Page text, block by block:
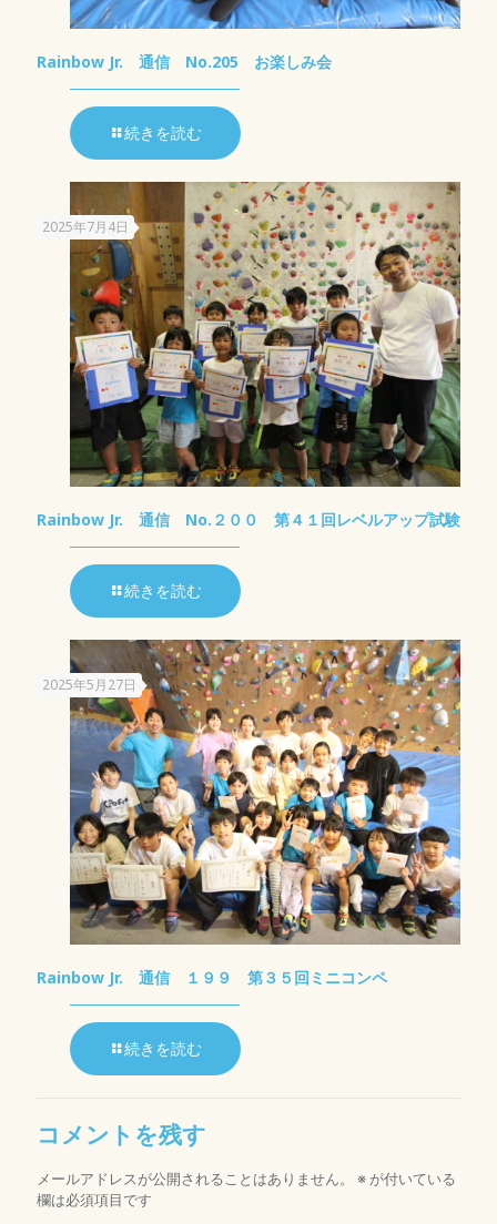
Rainbow Jr. 通信 No.205 お楽しみ会
続きを読む
2025年7月4日
Rainbow Jr. 通信 No.２００ 第４１回レベルアップ試験
続きを読む
2025年5月27日
Rainbow Jr. 通信 １９９ 第３５回ミニコンペ
続きを読む
コメントを残す
メールアドレスが公開されることはありません。 ※ が付いている
欄は必須項目です